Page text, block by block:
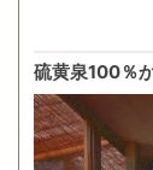
硫黄泉100％